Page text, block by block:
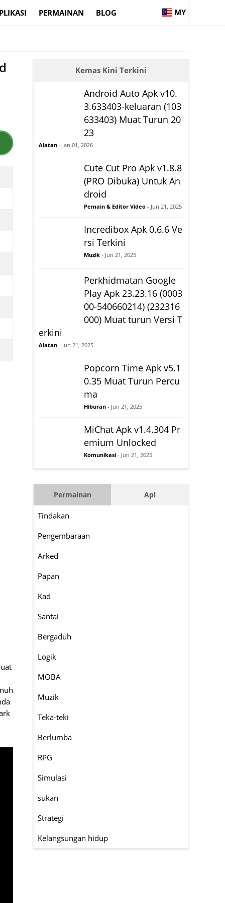
PERMAINAN BLOG MY
Kemas Kini Terkini
Android Auto Apk v10.
3.633403-keluaran (103
633403) Muat Turun 20
23
Alatan - Jan 01, 2026
Cute Cut Pro Apk v1.8.8
(PRO Dibuka) Untuk An
droid
Pemain & Editor Video - Jun 21, 2025
Incredibox Apk 0.6.6 Ve
rsi Terkini
Muzik - Jun 21, 2025
Perkhidmatan Google
Play Apk 23.23.16 (0003
00-540660214) (232316
000) Muat turun Versi T
erkini
Alatan - Jun 21, 2025
Popcorn Time Apk v5.1
0.35 Muat Turun Percu
ma
Hiburan - Jun 21, 2025
MiChat Apk v1.4.304 Pr
emium Unlocked
Komunikasi - Jun 21, 2025
Permainan Apl
Tindakan
Pengembaraan
Arked
Papan
Kad
Santai
Bergaduh
Logik
MOBA
Muzik
Teka-teki
Berlumba
RPG
Simulasi
sukan
Strategi
Kelangsungan hidup